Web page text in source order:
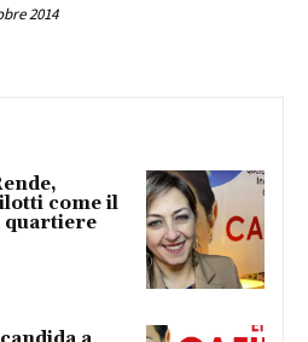
2014
come il
quartiere